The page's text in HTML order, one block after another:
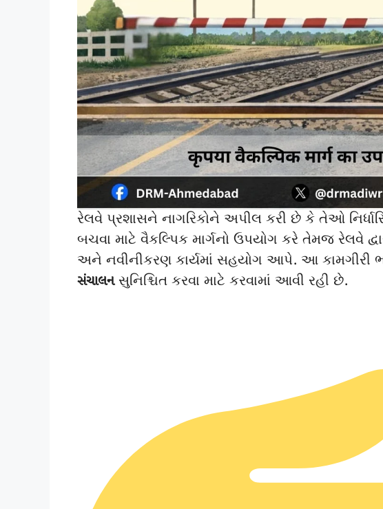
રેલવે પ્રશાસને નાગરિકોને અપીલ કરી છે કે તેઓ
બચવા માટે વૈકલ્પિક માર્ગનો ઉપયોગ કરે તેમજ રેલવે
અને નવીનીકરણ કાર્યમાં સહયોગ આપે. આ કામગીરી
સંચાલનસુનિશ્ચિત કરવા માટે કરવામાં આવી રહી છે.